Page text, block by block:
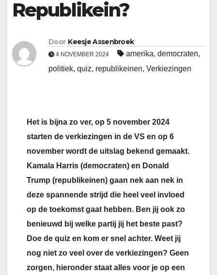
Republikein?
Door Keesje Assenbroek
4 NOVEMBER 2024 amerika, democraten,
politiek, quiz, republikeinen, Verkiezingen
Het is bijna zo ver, op 5 november 2024
starten de verkiezingen in de VS en op 6
november wordt de uitslag bekend gemaakt.
Kamala Harris (democraten) en Donald
Trump (republikeinen) gaan nek aan nek in
deze spannende strijd die heel veel invloed
op de toekomst gaat hebben. Ben jij ook zo
benieuwd bij welke partij jij het beste past?
Doe de quiz en kom er snel achter. Weet jij
nog niet zo veel over de verkiezingen? Geen
zorgen, hieronder staat alles voor je op een